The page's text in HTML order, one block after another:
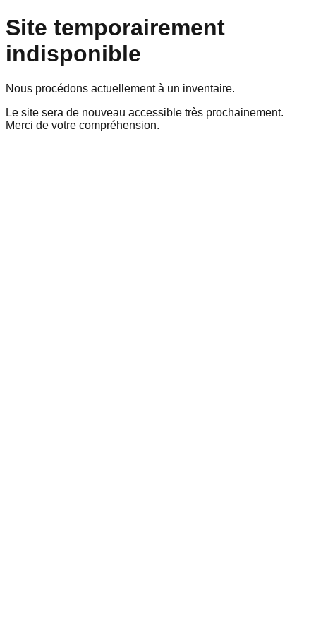
Site temporairement
indisponible
Nous procédons actuellement à un inventaire.
Le site sera de nouveau accessible très prochainement.
Merci de votre compréhension.